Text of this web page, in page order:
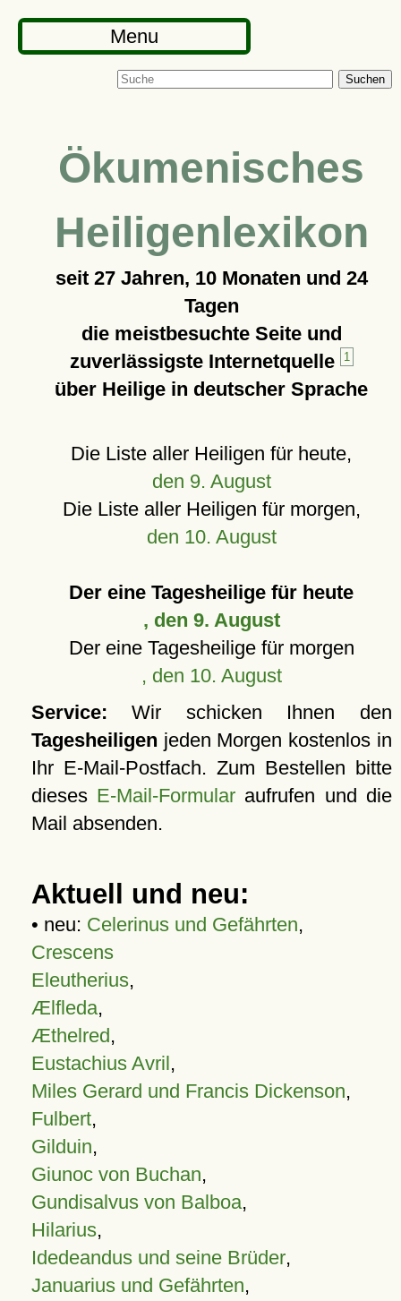
Menu
Suchen
Ökumenisches
Heiligenlexikon
seit 27 Jahren, 10 Monaten und 24
Tagen
die meistbesuchte Seite und
zuverlässigste Internetquelle
1
über Heilige in deutscher Sprache
Die Liste aller Heiligen für heute,
den 9. August
Die Liste aller Heiligen für morgen,
den 10. August
Der eine Tagesheilige für heute
, den 9. August
Der eine Tagesheilige für morgen
, den 10. August
Service: Wir schicken Ihnen den
Tagesheiligen jeden Morgen kostenlos in
Ihr E-Mail-Postfach. Zum Bestellen bitte
dieses E-Mail-Formular aufrufen und die
Mail absenden.
Aktuell und neu:
• neu: Celerinus und Gefährten,
Crescens
Eleutherius,
Ælfleda,
Æthelred,
Eustachius Avril,
Miles Gerard und Francis Dickenson,
Fulbert,
Gilduin,
Giunoc von Buchan,
Gundisalvus von Balboa,
Hilarius,
Idedeandus und seine Brüder,
Januarius und Gefährten,